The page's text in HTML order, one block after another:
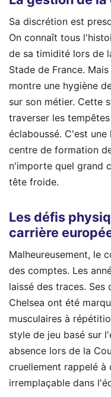
Sa discrétion est
On connaît tous
de sa timidité lors de
Stade de France.
montre une hygiène
sur son métier. Cette
traverser les
éclaboussé. C'est
centre de formation
n'importe quel grand
tête froide.
Les défis
carrière
Malheureusement, le
des comptes. Les
laissé des traces. Ses
Chelsea ont été
musculaires à
style de jeu basé sur
absence lors de la
cruellement rappelé
irremplaçable dans